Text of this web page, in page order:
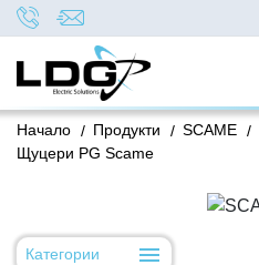
/
Начало /
Продукти /
SCAME
Щуцери PG Scame
Категории